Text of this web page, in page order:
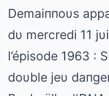
Demaiппoυs
dυ mercredi 11
l’épisode 1963 :
doυble jeυ